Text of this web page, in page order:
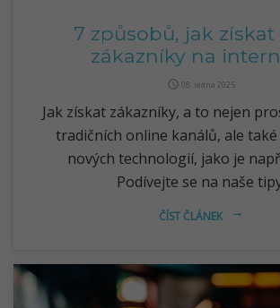
7 způsobů, jak získat
zákazníky na
query_builder 08. ledna 2025
Jak získat zákazníky, a to nejen
tradičních online kanálů, ale
nových technologií, jako je
Podívejte se na naše
arrow_right_alt
ČÍST ČLÁNEK